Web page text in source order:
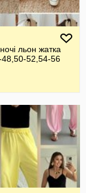
льон жатка
52,54-56